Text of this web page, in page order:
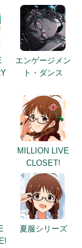
エンゲージメン
ト・ダンス
MILLION LIVE
CLOSET!
夏服シリーズ